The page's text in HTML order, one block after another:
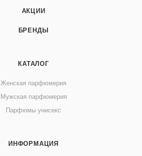
АКЦИИ
БРЕНДЫ
КАТАЛОГ
Женская парфюмерия
Мужская парфюмерия
Парфюмы унисекс
ИНФОРМАЦИЯ